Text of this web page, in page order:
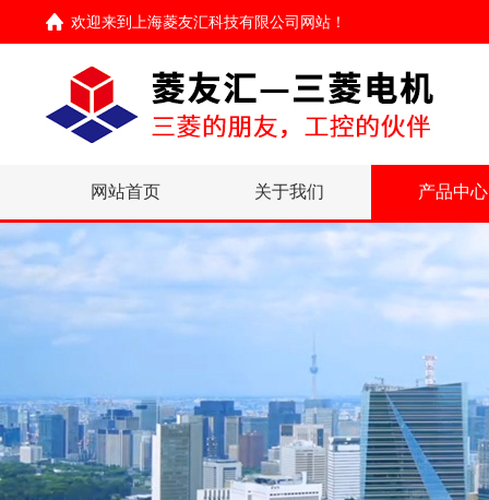
欢迎来到 上海菱友汇科技有限公司网站 ！
网站首页 关于我们 产品中心